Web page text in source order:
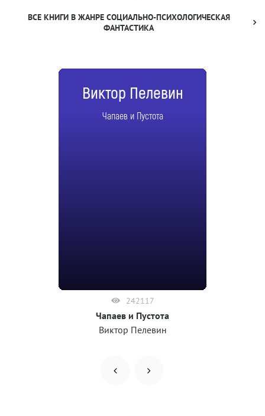
ВСЕ КНИГИ В ЖАНРЕ СОЦИАЛЬНО-ПСИХОЛОГИЧЕСКАЯ
ФАНТАСТИКА
Виктор Пелевин
Чапаев и Пустота
242117
Чапаев и Пустота
Виктор Пелевин